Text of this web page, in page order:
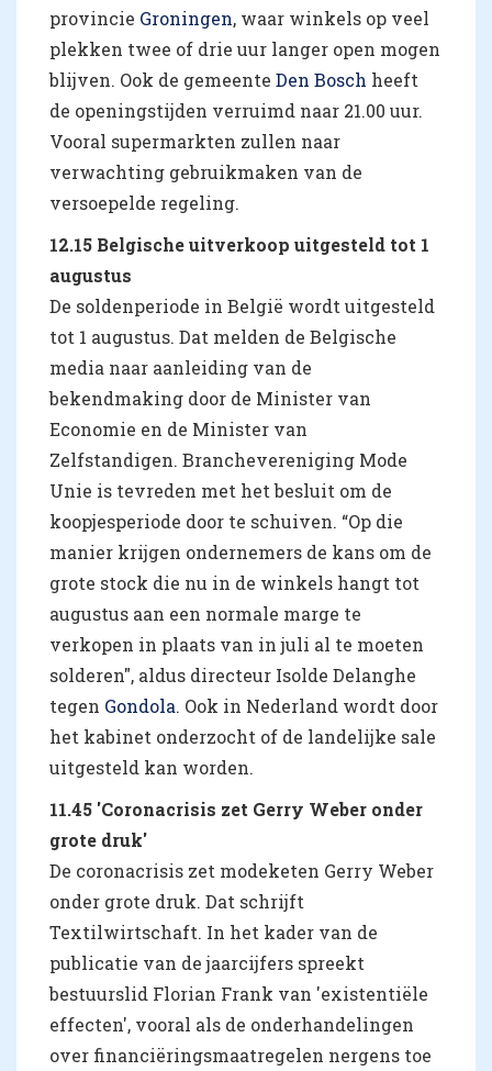
provincie Groningen, waar winkels op veel
plekken twee of drie uur langer open mogen
blijven. Ook de gemeente Den Bosch heeft
de openingstijden verruimd naar 21.00 uur.
Vooral supermarkten zullen naar
verwachting gebruikmaken van de
versoepelde regeling.
12.15 Belgische uitverkoop uitgesteld tot 1
augustus
De soldenperiode in België wordt uitgesteld
tot 1 augustus. Dat melden de Belgische
media naar aanleiding van de
bekendmaking door de Minister van
Economie en de Minister van
Zelfstandigen. Branchevereniging Mode
Unie is tevreden met het besluit om de
koopjesperiode door te schuiven. “Op die
manier krijgen ondernemers de kans om de
grote stock die nu in de winkels hangt tot
augustus aan een normale marge te
verkopen in plaats van in juli al te moeten
solderen", aldus directeur Isolde Delanghe
tegen Gondola. Ook in Nederland wordt door
het kabinet onderzocht of de landelijke sale
uitgesteld kan worden.
11.45 'Coronacrisis zet Gerry Weber onder
grote druk'
De coronacrisis zet modeketen Gerry Weber
onder grote druk. Dat schrijft
Textilwirtschaft. In het kader van de
publicatie van de jaarcijfers spreekt
bestuurslid Florian Frank van 'existentiële
effecten', vooral als de onderhandelingen
over financiëringsmaatregelen nergens toe